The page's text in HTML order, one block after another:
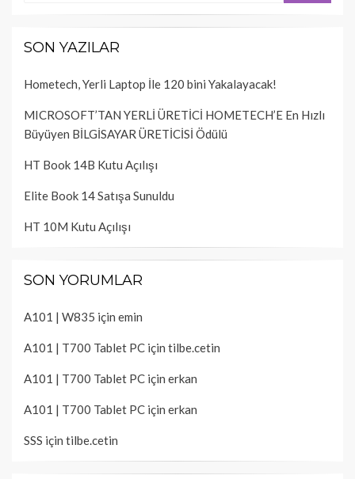
SON YAZILAR
Hometech, Yerli Laptop İle 120 bini Yakalayacak!
MICROSOFT’TAN YERLİ ÜRETİCİ HOMETECH’E En Hızlı
Büyüyen BİLGİSAYAR ÜRETİCİSİ Ödülü
HT Book 14B Kutu Açılışı
Elite Book 14 Satışa Sunuldu
HT 10M Kutu Açılışı
SON YORUMLAR
A101 | W835 için emin
A101 | T700 Tablet PC için tilbe.cetin
A101 | T700 Tablet PC için erkan
A101 | T700 Tablet PC için erkan
SSS için tilbe.cetin